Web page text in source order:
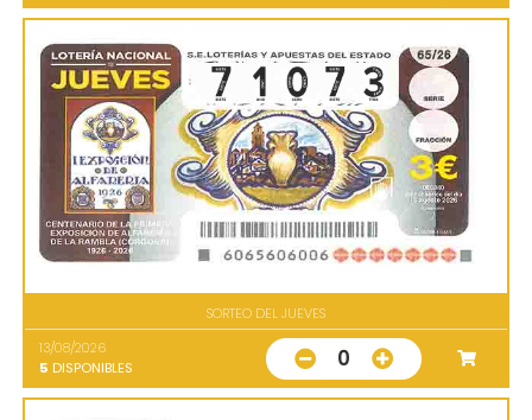
SORTEO DEL JUEVES
13/08/2026
5 DISPONIBLES 0